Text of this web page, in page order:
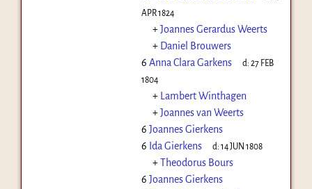
APR 1824
+Joannes Gerardus Weerts
+ Daniel Brouwers
6 Anna Clara Garkens d:27 FEB
1804
+ Lambert Winthagen
+Joannes van Weerts
6 Joannes Gierkens
6 Ida Gierkens d:14 JUN 1808
+Theodorus Bours
6 Joannes Gierkens